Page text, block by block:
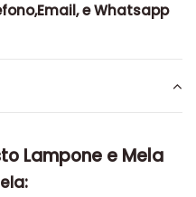
e Whatsapp
Lampone e Mela